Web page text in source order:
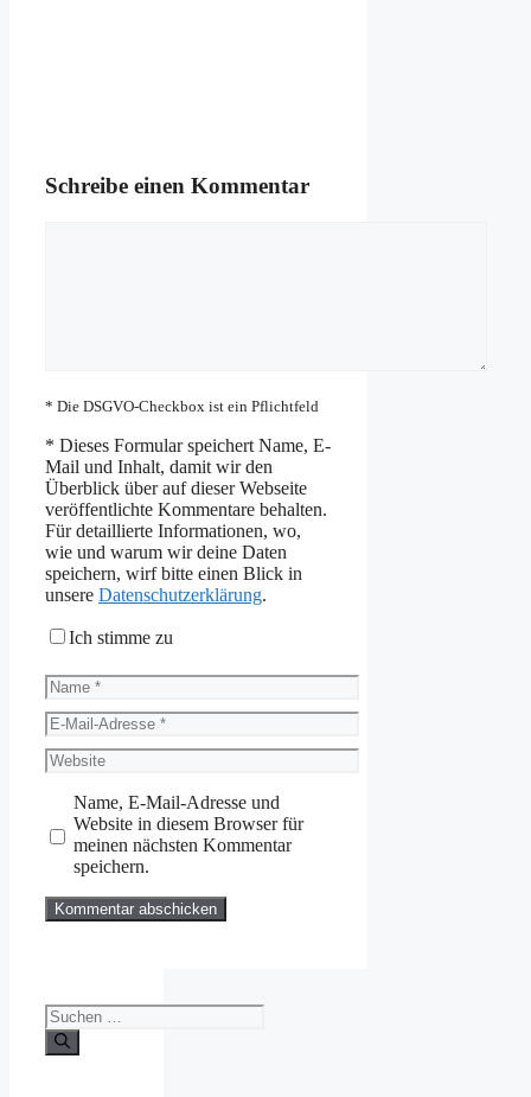
Schreibe einen Kommentar
* Die DSGVO-Checkbox ist ein Pflichtfeld
* Dieses Formular speichert Name, E-
Mail und Inhalt, damit wir den
Überblick über auf dieser Webseite
veröffentlichte Kommentare behalten.
Für detaillierte Informationen, wo,
wie und warum wir deine Daten
speichern, wirf bitte einen Blick in
unsere Datenschutzerklärung.
Ich stimme zu
Name
E-
Mail-
Adresse
Website
Name, E-Mail-Adresse und
Website in diesem Browser für
meinen nächsten Kommentar
speichern.
Suchen
nach: